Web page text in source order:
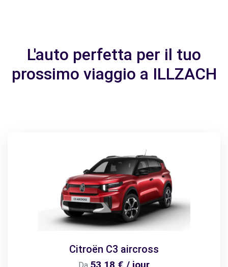
L'auto perfetta per il tuo
prossimo viaggio a ILLZACH
Citroën C3 aircross
53,18 € / jour